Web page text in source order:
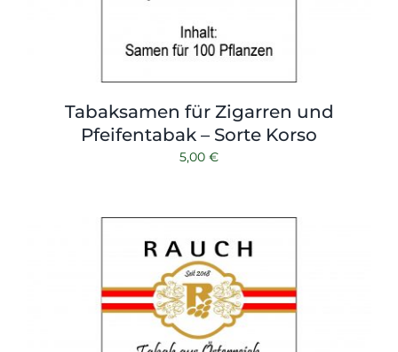
Tabaksamen für Zigarren und
Pfeifentabak – Sorte Korso
5,00 €